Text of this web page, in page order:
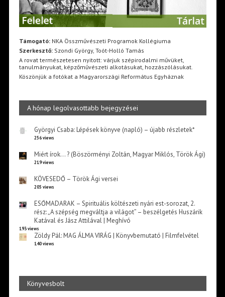
Támogató:NKA Összművészeti Programok Kollégiuma
Szerkesztő:Szondi György, Toót-Holló Tamás
A rovat természetesen nyitott: várjuk szépirodalmi művüket,
tanulmányukat, képzőművészeti alkotásukat, hozzászólásukat.
Köszönjük a fotókat a Magyarországi Református Egyháznak
A hónap legolvasottabb bejegyzései
Györgyi Csaba: Lépések könyve (napló) – újabb részletek*
256 views
Miért írok… ? (Böszörményi Zoltán, Magyar Miklós, Török Ági)
219 views
KÖVESEDŐ – Török Ági versei
205 views
ESŐMADARAK – Spirituális költészeti nyári est-sorozat, 2.
rész: „A szépség megváltja a világot” – beszélgetés Huszárik
Katával és Jász Attilával | Meghívó
193 views
Zöldy Pál: MAG ÁLMA VIRÁG | Könyvbemutató | Filmfelvétel
140 views
Könyvesbolt